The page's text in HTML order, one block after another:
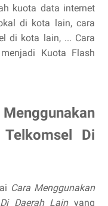
kuota data internet
di kota lain, cara
di kota lain, ... Cara
Kuota Flash
Di
Cara Menggunakan
Daerah Lain yang